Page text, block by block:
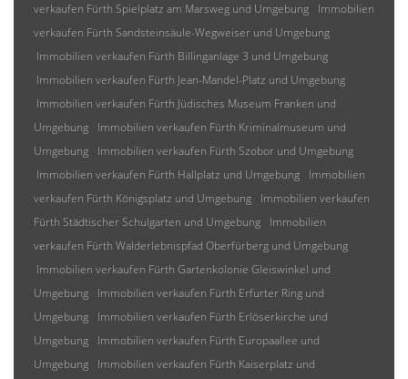
verkaufen Fürth Spielplatz am Marsweg und Umgebung
Immobilien
verkaufen Fürth Sandsteinsäule-Wegweiser und Umgebung
Immobilien verkaufen Fürth Billinganlage 3 und Umgebung
Immobilien verkaufen Fürth Jean-Mandel-Platz und Umgebung
Immobilien verkaufen Fürth Jüdisches Museum Franken und
Umgebung
Immobilien verkaufen Fürth Kriminalmuseum und
Umgebung
Immobilien verkaufen Fürth Szobor und Umgebung
Immobilien verkaufen Fürth Hallplatz und Umgebung
Immobilien
verkaufen Fürth Königsplatz und Umgebung
Immobilien verkaufen
Fürth Städtischer Schulgarten und Umgebung
Immobilien
verkaufen Fürth Walderlebnispfad Oberfürberg und Umgebung
Immobilien verkaufen Fürth Gartenkolonie Gleiswinkel und
Umgebung
Immobilien verkaufen Fürth Erfurter Ring und
Umgebung
Immobilien verkaufen Fürth Erlöserkirche und
Umgebung
Immobilien verkaufen Fürth Europaallee und
Umgebung
Immobilien verkaufen Fürth Kaiserplatz und